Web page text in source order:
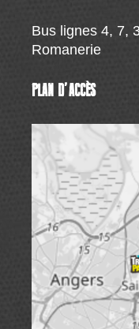
Bus lignes 4, 7,
Romanerie
PLAN D’ACCÈS